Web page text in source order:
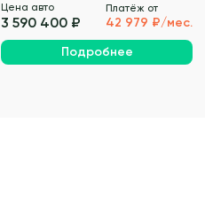
Цена авто
3 590 400 ₽
Платёж от
42 979 ₽/мес.
Подробнее